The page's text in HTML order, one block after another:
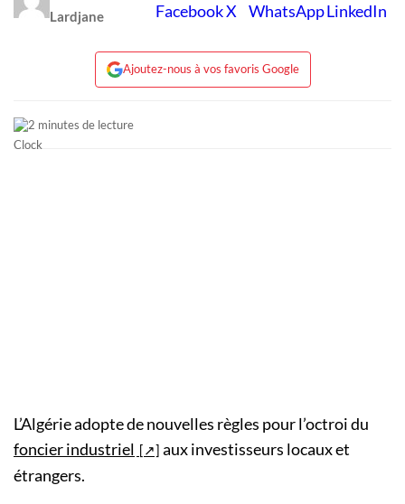
Lardjane
Ajoutez-nous à vos favoris Google
2 minutes de lecture
L’Algérie adopte de nouvelles règles pour l’octroi du
foncier industriel
aux investisseurs locaux et
étrangers.